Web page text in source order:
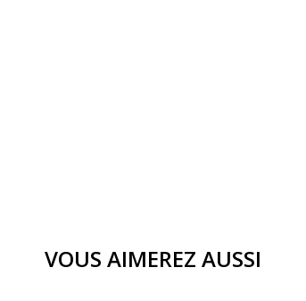
VOUS AIMEREZ AUSSI